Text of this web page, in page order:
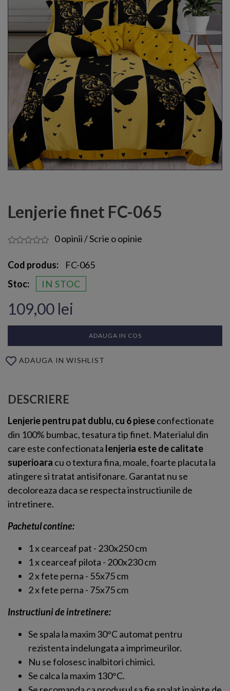
Lenjerie finet FC-065
0 opinii/Scrie o opinie
Cod produs:
FC-065
Stoc:
IN STOC
109,00 lei
ADAUGA IN COS
ADAUGA IN WISHLIST
DESCRIERE
Lenjerie pentru pat dublu, cu 6 pieseconfectionate
din 100% bumbac, tesatura tip finet. Materialul din
care este confectionata lenjeria este de calitate
superioara cu o textura fina, moale, foarte placuta la
atingere si tratat antisifonare. Garantat nu se
decoloreaza daca se respecta instructiunile de
intretinere.
Pachetul contine:
1 x cearceaf pat - 230x250 cm
1 x cearceaf pilota - 200x230 cm
2 x fete perna - 55x75 cm
2 x fete perna - 75x75 cm
Instructiuni de intretinere:
Se spala la maxim 30°C automat pentru
rezistenta indelungata a imprimeurilor.
Nu se folosesc inalbitori chimici.
Se calca la maxim 130°C.